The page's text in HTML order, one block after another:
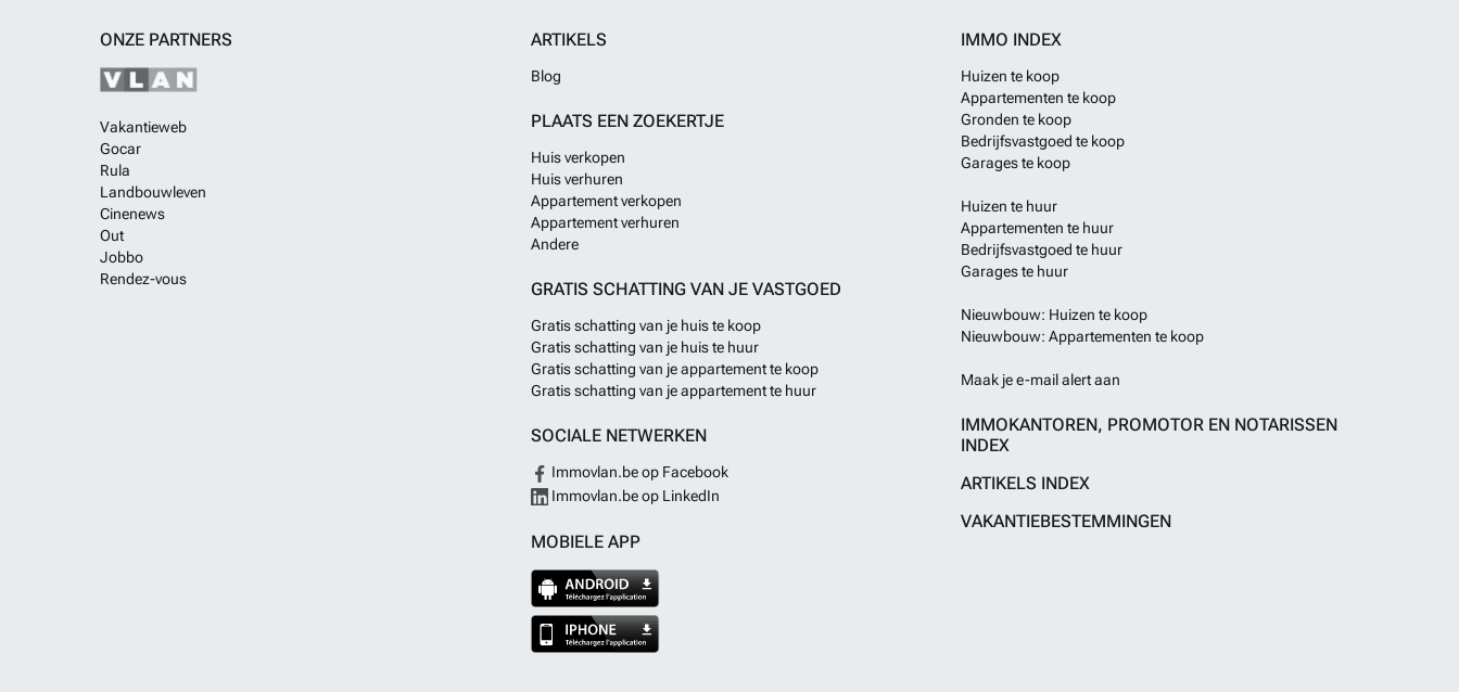
ONZE PARTNERS
Vakantieweb
Gocar
Rula
Landbouwleven
Cinenews
Out
Jobbo
Rendez-vous
ARTIKELS
Blog
PLAATS EEN ZOEKERTJE
Huis verkopen
Huis verhuren
Appartement verkopen
Appartement verhuren
Andere
GRATIS SCHATTING VAN JE VASTGOED
Gratis schatting van je huis te koop
Gratis schatting van je huis te huur
Gratis schatting van je appartement te koop
Gratis schatting van je appartement te huur
SOCIALE NETWERKEN
Immovlan.be op Facebook
Immovlan.be op LinkedIn
MOBIELE APP
IMMO INDEX
Huizen te koop
Appartementen te koop
Gronden te koop
Bedrijfsvastgoed te koop
Garages te koop
Huizen te huur
Appartementen te huur
Bedrijfsvastgoed te huur
Garages te huur
Nieuwbouw: Huizen te koop
Nieuwbouw: Appartementen te koop
Maak je e-mail alert aan
IMMOKANTOREN, PROMOTOR EN NOTARISSEN
INDEX
ARTIKELS INDEX
VAKANTIEBESTEMMINGEN